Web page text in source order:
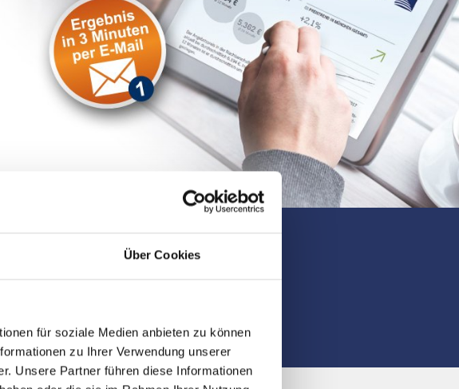
Über Cookies
für soziale Medien anbieten zu können
zu Ihrer Verwendung unserer
Unsere Partner führen diese Informationen
Fürth gesucht?